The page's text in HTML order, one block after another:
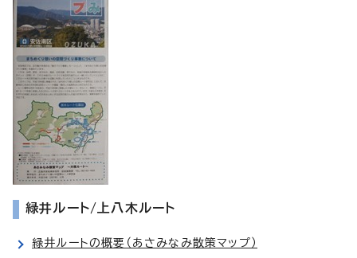
緑井ルート/上八木ルート
緑井ルートの概要（あさみなみ散策マップ）